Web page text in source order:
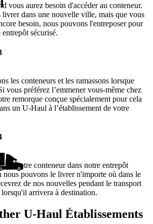
vous aurez besoin d'accéder au conteneur.
livrer dans une nouvelle ville, mais que vous
besoin, nous pouvons l'entreposer pour
sécurisé.
les conteneurs et les ramassons lorsque
vous préférez l’emmener vous-même chez
remorque conçue spécialement pour cela
un U-Haul à l’établissement de votre
votre conteneur dans notre entrepôt
nous pouvons le livrer n'importe où dans le
de nos nouvelles pendant le transport
arrivera à destination.
U-Haul Établissements